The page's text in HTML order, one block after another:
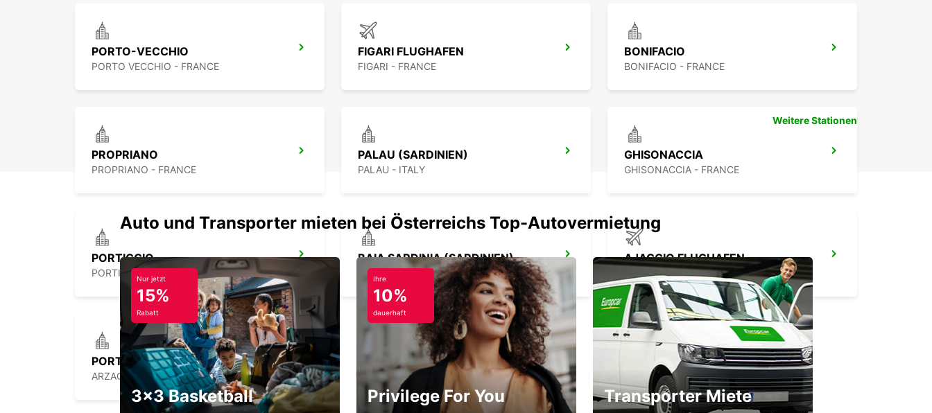
PORTO-VECCHIO
PORTO VECCHIO - FRANCE
FIGARI FLUGHAFEN
FIGARI - FRANCE
BONIFACIO
BONIFACIO - FRANCE
PROPRIANO
PROPRIANO - FRANCE
PALAU (SARDINIEN)
PALAU - ITALY
GHISONACCIA
GHISONACCIA - FRANCE
PORTICCIO
PORTICCIO - FRANCE
BAIA SARDINIA (SARDINIEN)
ARZACHENA - ITALY
AJACCIO FLUGHAFEN
AJACCIO - FRANCE
PORTO CERVO (SARDINIEN)
ARZACHENA - ITALY
Weitere Stationen
Auto und Transporter mieten bei Österreichs Top-Autovermietung
Nur jetzt
15%
Rabatt
3x3 Basketball
Ihre
10%
dauerhaft
Privilege For You Transporter Miete